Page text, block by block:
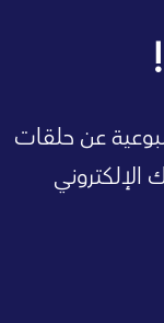
عن حلقات